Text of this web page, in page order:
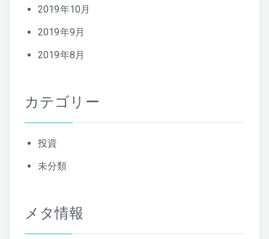
2019年10月
2019年9月
2019年8月
カテゴリー
投資
未分類
メタ情報